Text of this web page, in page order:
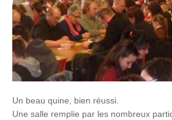
Un beau quine, bien réussi.
Une salle remplie par les nombreux